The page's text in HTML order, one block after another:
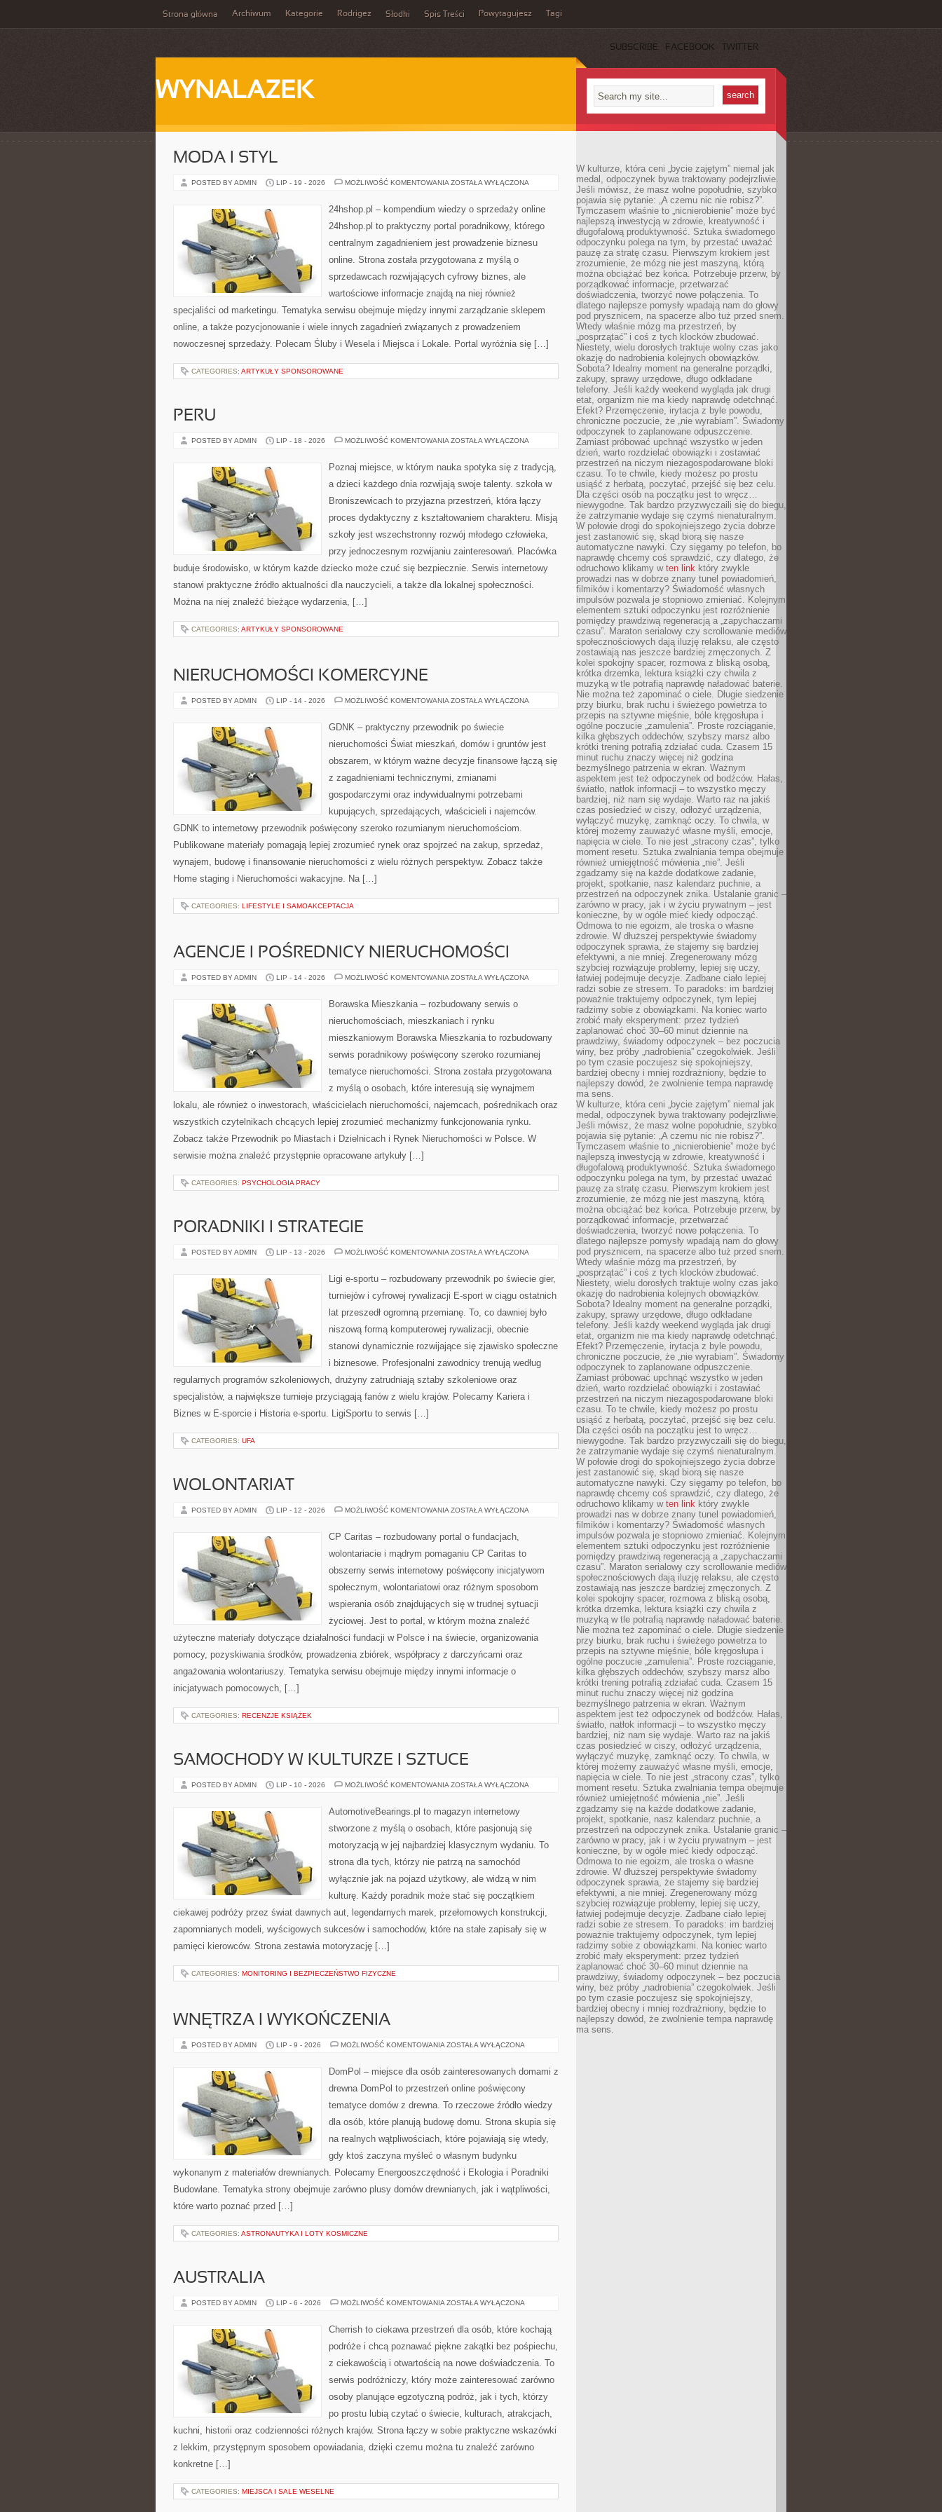
Strona główna Archiwum Kategorie Rodrigez Słodki Spis Treści Powytagujesz Tagi
SUBSCRIBE FACEBOOK TWITTER
WYNALAZEK
MODA I STYL
POSTED BY ADMIN LIP - 19 - 2026 MOŻLIWOŚĆ KOMENTOWANIA MODA
ZOSTAŁA WYŁĄCZONA
24hshop.pl – kompendium wiedzy o sprzedaży online
24hshop.pl to praktyczny portal poradnikowy, którego
centralnym zagadnieniem jest prowadzenie biznesu
online. Strona została przygotowana z myślą o
sprzedawcach rozwijających cyfrowy biznes, ale
wartościowe informacje znajdą na niej również
specjaliści od marketingu. Tematyka serwisu obejmuje między innymi zarządzanie sklepem
online, a także pozycjonowanie i wiele innych zagadnień związanych z prowadzeniem
nowoczesnej sprzedaży. Polecam Śluby i Wesela i Miejsca i Lokale. Portal wyróżnia się […]
CATEGORIES: ARTYKUŁY SPONSOROWANE
PERU
POSTED BY ADMIN LIP - 18 - 2026 MOŻLIWOŚĆ KOMENTOWANIA PERU
ZOSTAŁA WYŁĄCZONA
Poznaj miejsce, w którym nauka spotyka się z tradycją,
a dzieci każdego dnia rozwijają swoje talenty. szkoła w
Broniszewicach to przyjazna przestrzeń, która łączy
proces dydaktyczny z kształtowaniem charakteru. Misją
szkoły jest wszechstronny rozwój młodego człowieka,
przy jednoczesnym rozwijaniu zainteresowań. Placówka
buduje środowisko, w którym każde dziecko może czuć się bezpiecznie. Serwis internetowy
stanowi praktyczne źródło aktualności dla nauczycieli, a także dla lokalnej społeczności.
Można na niej znaleźć bieżące wydarzenia, […]
CATEGORIES: ARTYKUŁY SPONSOROWANE
NIERUCHOMOŚCI KOMERCYJNE
POSTED BY ADMIN LIP - 14 - 2026 MOŻLIWOŚĆ KOMENTOWANIA NIERUCHOMOŚCI
ZOSTAŁA WYŁĄCZONA
GDNK – praktyczny przewodnik po świecie
nieruchomości Świat mieszkań, domów i gruntów jest
obszarem, w którym ważne decyzje finansowe łączą się
z zagadnieniami technicznymi, zmianami
gospodarczymi oraz indywidualnymi potrzebami
kupujących, sprzedających, właścicieli i najemców.
GDNK to internetowy przewodnik poświęcony szeroko rozumianym nieruchomościom.
Publikowane materiały pomagają lepiej zrozumieć rynek oraz spojrzeć na zakup, sprzedaż,
wynajem, budowę i finansowanie nieruchomości z wielu różnych perspektyw. Zobacz także
Home staging i Nieruchomości wakacyjne. Na […]
CATEGORIES: LIFESTYLE I SAMOAKCEPTACJA
AGENCJE I POŚREDNICY NIERUCHOMOŚCI
POSTED BY ADMIN LIP - 14 - 2026 MOŻLIWOŚĆ KOMENTOWANIA AGENCJE
NIERUCHOMOŚCI
ZOSTAŁA WYŁĄCZONA
Borawska Mieszkania – rozbudowany serwis o
nieruchomościach, mieszkaniach i rynku
mieszkaniowym Borawska Mieszkania to rozbudowany
serwis poradnikowy poświęcony szeroko rozumianej
tematyce nieruchomości. Strona została przygotowana
z myślą o osobach, które interesują się wynajmem
lokalu, ale również o inwestorach, właścicielach nieruchomości, najemcach, pośrednikach oraz
wszystkich czytelnikach chcących lepiej zrozumieć mechanizmy funkcjonowania rynku.
Zobacz także Przewodnik po Miastach i Dzielnicach i Rynek Nieruchomości w Polsce. W
serwisie można znaleźć przystępnie opracowane artykuły […]
CATEGORIES: PSYCHOLOGIA PRACY
PORADNIKI I STRATEGIE
POSTED BY ADMIN LIP - 13 - 2026 MOŻLIWOŚĆ KOMENTOWANIA PORADNIKI
ZOSTAŁA WYŁĄCZONA
Ligi e-sportu – rozbudowany przewodnik po świecie gier,
turniejów i cyfrowej rywalizacji E-sport w ciągu ostatnich
lat przeszedł ogromną przemianę. To, co dawniej było
niszową formą komputerowej rywalizacji, obecnie
stanowi dynamicznie rozwijające się zjawisko społeczne
i biznesowe. Profesjonalni zawodnicy trenują według
regularnych programów szkoleniowych, drużyny zatrudniają sztaby szkoleniowe oraz
specjalistów, a największe turnieje przyciągają fanów z wielu krajów. Polecamy Kariera i
Biznes w E-sporcie i Historia e-sportu. LigiSportu to serwis […]
CATEGORIES: UFA
WOLONTARIAT
POSTED BY ADMIN LIP - 12 - 2026 MOŻLIWOŚĆ KOMENTOWANIA WOLONTARIAT
ZOSTAŁA WYŁĄCZONA
CP Caritas – rozbudowany portal o fundacjach,
wolontariacie i mądrym pomaganiu CP Caritas to
obszerny serwis internetowy poświęcony inicjatywom
społecznym, wolontariatowi oraz różnym sposobom
wspierania osób znajdujących się w trudnej sytuacji
życiowej. Jest to portal, w którym można znaleźć
użyteczne materiały dotyczące działalności fundacji w Polsce i na świecie, organizowania
pomocy, pozyskiwania środków, prowadzenia zbiórek, współpracy z darczyńcami oraz
angażowania wolontariuszy. Tematyka serwisu obejmuje między innymi informacje o
inicjatywach pomocowych, […]
CATEGORIES: RECENZJE KSIĄŻEK
SAMOCHODY W KULTURZE I SZTUCE
POSTED BY ADMIN LIP - 10 - 2026 MOŻLIWOŚĆ KOMENTOWANIA SAMOCHODY
SZTUCE
ZOSTAŁA WYŁĄCZONA
AutomotiveBearings.pl to magazyn internetowy
stworzone z myślą o osobach, które pasjonują się
motoryzacją w jej najbardziej klasycznym wydaniu. To
strona dla tych, którzy nie patrzą na samochód
wyłącznie jak na pojazd użytkowy, ale widzą w nim
kulturę. Każdy poradnik może stać się początkiem
ciekawej podróży przez świat dawnych aut, legendarnych marek, przełomowych konstrukcji,
zapomnianych modeli, wyścigowych sukcesów i samochodów, które na stałe zapisały się w
pamięci kierowców. Strona zestawia motoryzację […]
CATEGORIES: MONITORING I BEZPIECZEŃSTWO FIZYCZNE
WNĘTRZA I WYKOŃCZENIA
POSTED BY ADMIN LIP - 9 - 2026 MOŻLIWOŚĆ KOMENTOWANIA WNĘTRZA
ZOSTAŁA WYŁĄCZONA
DomPol – miejsce dla osób zainteresowanych domami z
drewna DomPol to przestrzeń online poświęcony
tematyce domów z drewna. To rzeczowe źródło wiedzy
dla osób, które planują budowę domu. Strona skupia się
na realnych wątpliwościach, które pojawiają się wtedy,
gdy ktoś zaczyna myśleć o własnym budynku
wykonanym z materiałów drewnianych. Polecamy Energooszczędność i Ekologia i Poradniki
Budowlane. Tematyka strony obejmuje zarówno plusy domów drewnianych, jak i wątpliwości,
które warto poznać przed […]
CATEGORIES: ASTRONAUTYKA I LOTY KOSMICZNE
AUSTRALIA
POSTED BY ADMIN LIP - 6 - 2026 MOŻLIWOŚĆ KOMENTOWANIA AUSTRALIA
ZOSTAŁA WYŁĄCZONA
Cherrish to ciekawa przestrzeń dla osób, które kochają
podróże i chcą poznawać piękne zakątki bez pośpiechu,
z ciekawością i otwartością na nowe doświadczenia. To
serwis podróżniczy, który może zainteresować zarówno
osoby planujące egzotyczną podróż, jak i tych, którzy
po prostu lubią czytać o świecie, kulturach, atrakcjach,
kuchni, historii oraz codzienności różnych krajów. Strona łączy w sobie praktyczne wskazówki
z lekkim, przystępnym sposobem opowiadania, dzięki czemu można tu znaleźć zarówno
konkretne […]
CATEGORIES: MIEJSCA I SALE WESELNE
W kulturze, która ceni „bycie zajętym” niemal jak
medal, odpoczynek bywa traktowany podejrzliwie.
Jeśli mówisz, że masz wolne popołudnie, szybko
pojawia się pytanie: „A czemu nic nie robisz?”.
Tymczasem właśnie to „nicnierobienie” może być
najlepszą inwestycją w zdrowie, kreatywność i
długofalową produktywność. Sztuka świadomego
odpoczynku polega na tym, by przestać uważać
pauzę za stratę czasu. Pierwszym krokiem jest
zrozumienie, że mózg nie jest maszyną, którą
można obciążać bez końca. Potrzebuje przerw, by
porządkować informacje, przetwarzać
doświadczenia, tworzyć nowe połączenia. To
dlatego najlepsze pomysły wpadają nam do głowy
pod prysznicem, na spacerze albo tuż przed snem.
Wtedy właśnie mózg ma przestrzeń, by
„posprzątać” i coś z tych klocków zbudować.
Niestety, wielu dorosłych traktuje wolny czas jako
okazję do nadrobienia kolejnych obowiązków.
Sobota? Idealny moment na generalne porządki,
zakupy, sprawy urzędowe, długo odkładane
telefony. Jeśli każdy weekend wygląda jak drugi
etat, organizm nie ma kiedy naprawdę odetchnąć.
Efekt? Przemęczenie, irytacja z byle powodu,
chroniczne poczucie, że „nie wyrabiam”. Świadomy
odpoczynek to zaplanowane odpuszczenie.
Zamiast próbować upchnąć wszystko w jeden
dzień, warto rozdzielać obowiązki i zostawiać
przestrzeń na niczym niezagospodarowane bloki
czasu. To te chwile, kiedy możesz po prostu
usiąść z herbatą, poczytać, przejść się bez celu.
Dla części osób na początku jest to wręcz…
niewygodne. Tak bardzo przyzwyczaili się do biegu,
że zatrzymanie wydaje się czymś nienaturalnym.
W połowie drogi do spokojniejszego życia dobrze
jest zastanowić się, skąd biorą się nasze
automatyczne nawyki. Czy sięgamy po telefon, bo
naprawdę chcemy coś sprawdzić, czy dlatego, że
odruchowo klikamy w ten link który zwykle
prowadzi nas w dobrze znany tunel powiadomień,
filmików i komentarzy? Świadomość własnych
impulsów pozwala je stopniowo zmieniać. Kolejnym
elementem sztuki odpoczynku jest rozróżnienie
pomiędzy prawdziwą regeneracją a „zapychaczami
czasu”. Maraton serialowy czy scrollowanie mediów
społecznościowych dają iluzję relaksu, ale często
zostawiają nas jeszcze bardziej zmęczonych. Z
kolei spokojny spacer, rozmowa z bliską osobą,
krótka drzemka, lektura książki czy chwila z
muzyką w tle potrafią naprawdę naładować baterie.
Nie można też zapominać o ciele. Długie siedzenie
przy biurku, brak ruchu i świeżego powietrza to
przepis na sztywne mięśnie, bóle kręgosłupa i
ogólne poczucie „zamulenia”. Proste rozciąganie,
kilka głębszych oddechów, szybszy marsz albo
krótki trening potrafią zdziałać cuda. Czasem 15
minut ruchu znaczy więcej niż godzina
bezmyślnego patrzenia w ekran. Ważnym
aspektem jest też odpoczynek od bodźców. Hałas,
światło, natłok informacji – to wszystko męczy
bardziej, niż nam się wydaje. Warto raz na jakiś
czas posiedzieć w ciszy, odłożyć urządzenia,
wyłączyć muzykę, zamknąć oczy. To chwila, w
której możemy zauważyć własne myśli, emocje,
napięcia w ciele. To nie jest „stracony czas”, tylko
moment resetu. Sztuka zwalniania tempa obejmuje
również umiejętność mówienia „nie”. Jeśli
zgadzamy się na każde dodatkowe zadanie,
projekt, spotkanie, nasz kalendarz puchnie, a
przestrzeń na odpoczynek znika. Ustalanie granic –
zarówno w pracy, jak i w życiu prywatnym – jest
konieczne, by w ogóle mieć kiedy odpocząć.
Odmowa to nie egoizm, ale troska o własne
zdrowie. W dłuższej perspektywie świadomy
odpoczynek sprawia, że stajemy się bardziej
efektywni, a nie mniej. Zregenerowany mózg
szybciej rozwiązuje problemy, lepiej się uczy,
łatwiej podejmuje decyzje. Zadbane ciało lepiej
radzi sobie ze stresem. To paradoks: im bardziej
poważnie traktujemy odpoczynek, tym lepiej
radzimy sobie z obowiązkami. Na koniec warto
zrobić mały eksperyment: przez tydzień
zaplanować choć 30–60 minut dziennie na
prawdziwy, świadomy odpoczynek – bez poczucia
winy, bez próby „nadrobienia” czegokolwiek. Jeśli
po tym czasie poczujesz się spokojniejszy,
bardziej obecny i mniej rozdrażniony, będzie to
najlepszy dowód, że zwolnienie tempa naprawdę
ma sens.
W kulturze, która ceni „bycie zajętym” niemal jak
medal, odpoczynek bywa traktowany podejrzliwie.
Jeśli mówisz, że masz wolne popołudnie, szybko
pojawia się pytanie: „A czemu nic nie robisz?”.
Tymczasem właśnie to „nicnierobienie” może być
najlepszą inwestycją w zdrowie, kreatywność i
długofalową produktywność. Sztuka świadomego
odpoczynku polega na tym, by przestać uważać
pauzę za stratę czasu. Pierwszym krokiem jest
zrozumienie, że mózg nie jest maszyną, którą
można obciążać bez końca. Potrzebuje przerw, by
porządkować informacje, przetwarzać
doświadczenia, tworzyć nowe połączenia. To
dlatego najlepsze pomysły wpadają nam do głowy
pod prysznicem, na spacerze albo tuż przed snem.
Wtedy właśnie mózg ma przestrzeń, by
„posprzątać” i coś z tych klocków zbudować.
Niestety, wielu dorosłych traktuje wolny czas jako
okazję do nadrobienia kolejnych obowiązków.
Sobota? Idealny moment na generalne porządki,
zakupy, sprawy urzędowe, długo odkładane
telefony. Jeśli każdy weekend wygląda jak drugi
etat, organizm nie ma kiedy naprawdę odetchnąć.
Efekt? Przemęczenie, irytacja z byle powodu,
chroniczne poczucie, że „nie wyrabiam”. Świadomy
odpoczynek to zaplanowane odpuszczenie.
Zamiast próbować upchnąć wszystko w jeden
dzień, warto rozdzielać obowiązki i zostawiać
przestrzeń na niczym niezagospodarowane bloki
czasu. To te chwile, kiedy możesz po prostu
usiąść z herbatą, poczytać, przejść się bez celu.
Dla części osób na początku jest to wręcz…
niewygodne. Tak bardzo przyzwyczaili się do biegu,
że zatrzymanie wydaje się czymś nienaturalnym.
W połowie drogi do spokojniejszego życia dobrze
jest zastanowić się, skąd biorą się nasze
automatyczne nawyki. Czy sięgamy po telefon, bo
naprawdę chcemy coś sprawdzić, czy dlatego, że
odruchowo klikamy w ten link który zwykle
prowadzi nas w dobrze znany tunel powiadomień,
filmików i komentarzy? Świadomość własnych
impulsów pozwala je stopniowo zmieniać. Kolejnym
elementem sztuki odpoczynku jest rozróżnienie
pomiędzy prawdziwą regeneracją a „zapychaczami
czasu”. Maraton serialowy czy scrollowanie mediów
społecznościowych dają iluzję relaksu, ale często
zostawiają nas jeszcze bardziej zmęczonych. Z
kolei spokojny spacer, rozmowa z bliską osobą,
krótka drzemka, lektura książki czy chwila z
muzyką w tle potrafią naprawdę naładować baterie.
Nie można też zapominać o ciele. Długie siedzenie
przy biurku, brak ruchu i świeżego powietrza to
przepis na sztywne mięśnie, bóle kręgosłupa i
ogólne poczucie „zamulenia”. Proste rozciąganie,
kilka głębszych oddechów, szybszy marsz albo
krótki trening potrafią zdziałać cuda. Czasem 15
minut ruchu znaczy więcej niż godzina
bezmyślnego patrzenia w ekran. Ważnym
aspektem jest też odpoczynek od bodźców. Hałas,
światło, natłok informacji – to wszystko męczy
bardziej, niż nam się wydaje. Warto raz na jakiś
czas posiedzieć w ciszy, odłożyć urządzenia,
wyłączyć muzykę, zamknąć oczy. To chwila, w
której możemy zauważyć własne myśli, emocje,
napięcia w ciele. To nie jest „stracony czas”, tylko
moment resetu. Sztuka zwalniania tempa obejmuje
również umiejętność mówienia „nie”. Jeśli
zgadzamy się na każde dodatkowe zadanie,
projekt, spotkanie, nasz kalendarz puchnie, a
przestrzeń na odpoczynek znika. Ustalanie granic –
zarówno w pracy, jak i w życiu prywatnym – jest
konieczne, by w ogóle mieć kiedy odpocząć.
Odmowa to nie egoizm, ale troska o własne
zdrowie. W dłuższej perspektywie świadomy
odpoczynek sprawia, że stajemy się bardziej
efektywni, a nie mniej. Zregenerowany mózg
szybciej rozwiązuje problemy, lepiej się uczy,
łatwiej podejmuje decyzje. Zadbane ciało lepiej
radzi sobie ze stresem. To paradoks: im bardziej
poważnie traktujemy odpoczynek, tym lepiej
radzimy sobie z obowiązkami. Na koniec warto
zrobić mały eksperyment: przez tydzień
zaplanować choć 30–60 minut dziennie na
prawdziwy, świadomy odpoczynek – bez poczucia
winy, bez próby „nadrobienia” czegokolwiek. Jeśli
po tym czasie poczujesz się spokojniejszy,
bardziej obecny i mniej rozdrażniony, będzie to
najlepszy dowód, że zwolnienie tempa naprawdę
ma sens.